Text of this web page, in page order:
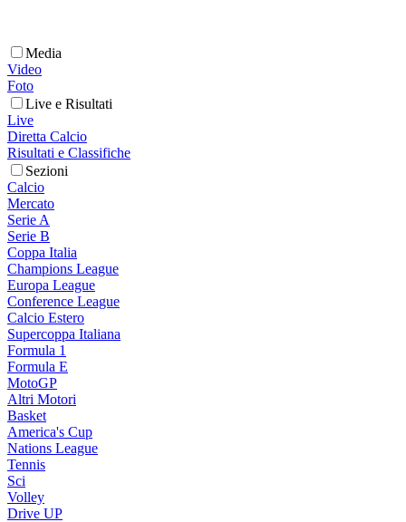
Media
Video
Foto
Live e Risultati
Live
Diretta Calcio
Risultati e Classifiche
Sezioni
Calcio
Mercato
Serie A
Serie B
Coppa Italia
Champions League
Europa League
Conference League
Calcio Estero
Supercoppa Italiana
Formula 1
Formula E
MotoGP
Altri Motori
Basket
America's Cup
Nations League
Tennis
Sci
Volley
Drive UP